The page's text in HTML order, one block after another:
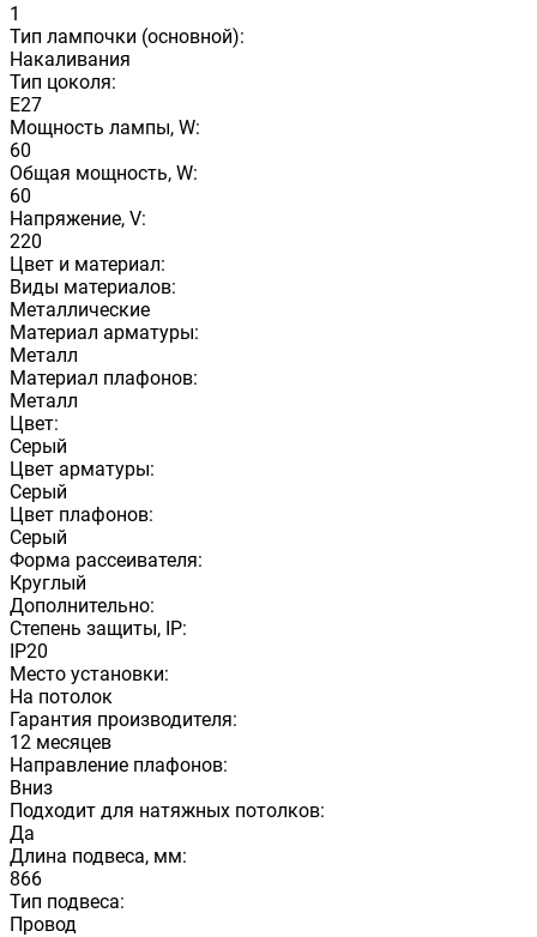
1
Тип лампочки (основной):
Накаливания
Тип цоколя:
E27
Мощность лампы, W:
60
Общая мощность, W:
60
Напряжение, V:
220
Цвет и материал:
Виды материалов:
Металлические
Материал арматуры:
Металл
Материал плафонов:
Металл
Цвет:
Серый
Цвет арматуры:
Серый
Цвет плафонов:
Серый
Форма рассеивателя:
Круглый
Дополнительно:
Степень защиты, IP:
IP20
Место установки:
На потолок
Гарантия производителя:
12 месяцев
Направление плафонов:
Вниз
Подходит для натяжных потолков:
Да
Длина подвеса, мм:
866
Тип подвеса:
Провод